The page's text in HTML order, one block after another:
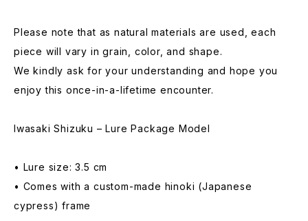
Please note that as natural materials are used, each
piece will vary in grain, color, and shape.
We kindly ask for your understanding and hope you
enjoy this once-in-a-lifetime encounter.
Iwasaki Shizuku – Lure Package Model
• Lure size: 3.5 cm
• Comes with a custom-made hinoki (Japanese
cypress) frame